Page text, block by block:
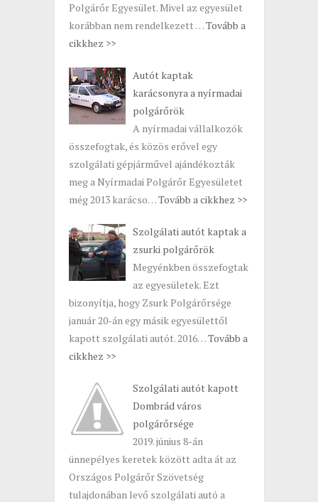
Polgárőr Egyesület. Mivel az egyesület
korábban nem rendelkezett …Tovább a
cikkhez >>
Autót kaptak
karácsonyra a nyírmadai
polgárőrök
A nyírmadai vállalkozók
összefogtak, és közös erővel egy
szolgálati gépjárművel ajándékozták
meg a Nyírmadai Polgárőr Egyesületet
még 2013 karácso…Tovább a cikkhez >>
Szolgálati autót kaptak a
zsurki polgárőrök
Megyénkben összefogtak
az egyesületek. Ezt
bizonyítja, hogy Zsurk Polgárőrsége
január 20-án egy másik egyesülettől
kapott szolgálati autót. 2016…Tovább a
cikkhez >>
Szolgálati autót kapott
Dombrád város
polgárőrsége
2019. június 8-án
ünnepélyes keretek között adta át az
Országos Polgárőr Szövetség
tulajdonában levő szolgálati autó a